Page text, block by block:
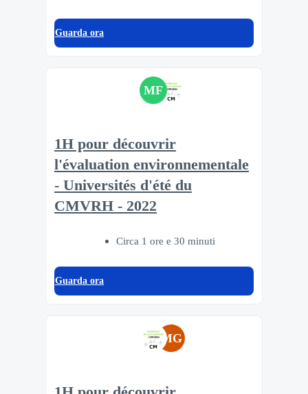
Guarda ora
MF
1H pour découvrir
l'évaluation environnementale
- Universités d'été du
CMVRH - 2022
Circa 1 ore e 30 minuti
Guarda ora
MG